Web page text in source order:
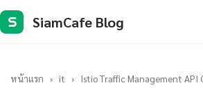
S SiamCafe Blog
หน้าแรก › it › Istio Traffic Management API